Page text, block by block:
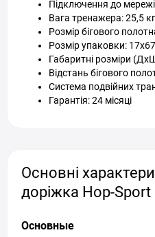
Підключення до
Вага тренажера: 25,5 кг
Розмір бігового
Розмір упаковки:
Габаритні розміри
Відстань бігового
Система подвійних
Гарантія: 24 місяці
Основні
доріжка Hop-Sport
Основные